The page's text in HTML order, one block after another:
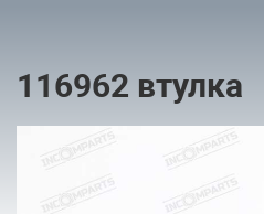
116962 втулка